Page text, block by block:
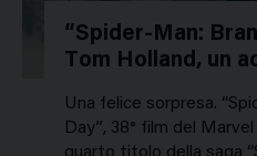
“Spider-Man:
Tom Holland, un
Una felice sorpresa.
Day”, 38° film del
quarto titolo della saga